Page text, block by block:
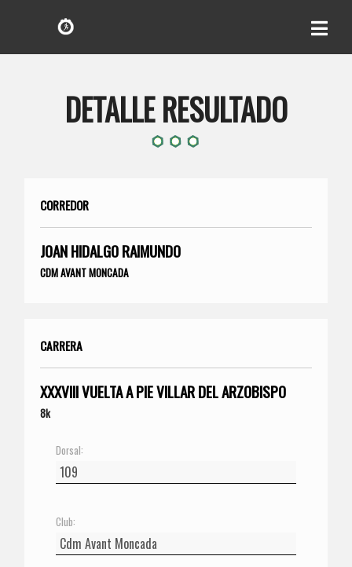
DETALLE RESULTADO
CORREDOR
JOAN HIDALGO RAIMUNDO
CDM AVANT MONCADA
CARRERA
XXXVIII VUELTA A PIE VILLAR DEL ARZOBISPO
8k
Dorsal:
Club: